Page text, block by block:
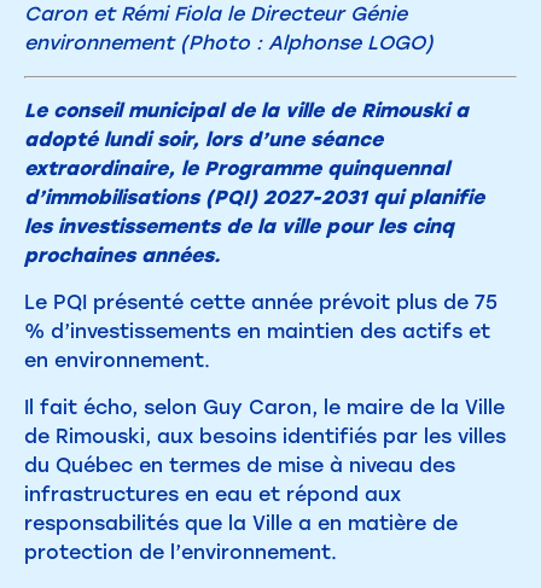
Caron et Rémi Fiola le Directeur Génie
environnement (Photo : Alphonse LOGO)
Le conseil municipal de la ville de Rimouski a
adopté lundi soir, lors d’une séance
extraordinaire, le Programme quinquennal
d’immobilisations (PQI) 2027-2031 qui planifie
les investissements de la ville pour les cinq
prochaines années.
Le PQI présenté cette année prévoit plus de 75
% d’investissements en maintien des actifs et
en environnement.
Il fait écho, selon Guy Caron, le maire de la Ville
de Rimouski, aux besoins identifiés par les villes
du Québec en termes de mise à niveau des
infrastructures en eau et répond aux
responsabilités que la Ville a en matière de
protection de l’environnement.